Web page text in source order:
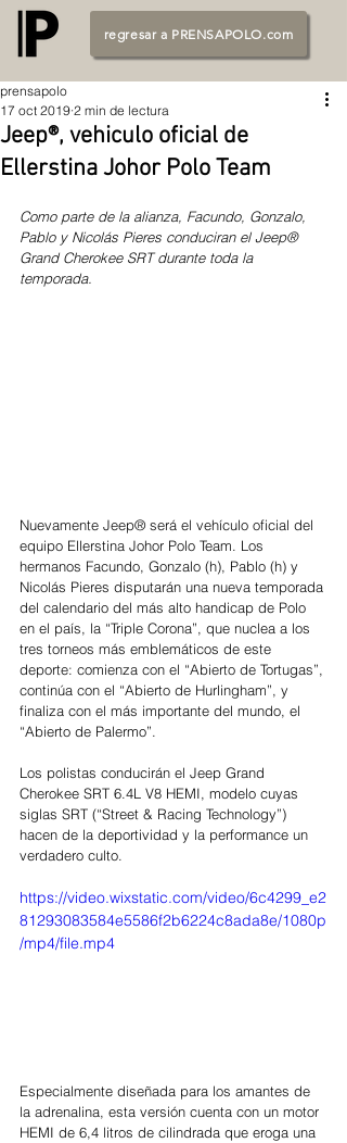
regresar a PRENSAPOLO.com
Jeep®, vehiculo oficial de
Ellerstina Johor Polo Team
prensapolo
17 oct 2019 2 min de lectura
Como parte de la alianza, Facundo, Gonzalo,
Pablo y Nicolás Pieres conduciran el Jeep®
Grand Cherokee SRT durante toda la
temporada.
Nuevamente Jeep® será el vehículo oficial del
equipo Ellerstina Johor Polo Team. Los
hermanos Facundo, Gonzalo (h), Pablo (h) y
Nicolás Pieres disputarán una nueva temporada
del calendario del más alto handicap de Polo
en el país, la “Triple Corona”, que nuclea a los
tres torneos más emblemáticos de este
deporte: comienza con el “Abierto de Tortugas”,
continúa con el “Abierto de Hurlingham”, y
finaliza con el más importante del mundo, el
“Abierto de Palermo”.
Los polistas conducirán el Jeep Grand
Cherokee SRT 6.4L V8 HEMI, modelo cuyas
siglas SRT (“Street & Racing Technology”)
hacen de la deportividad y la performance un
verdadero culto.
https://video.wixstatic.com/video/6c4299_e2
81293083584e5586f2b6224c8ada8e/1080p
/mp4/file.mp4
Especialmente diseñada para los amantes de
la adrenalina, esta versión cuenta con un motor
HEMI de 6,4 litros de cilindrada que eroga una